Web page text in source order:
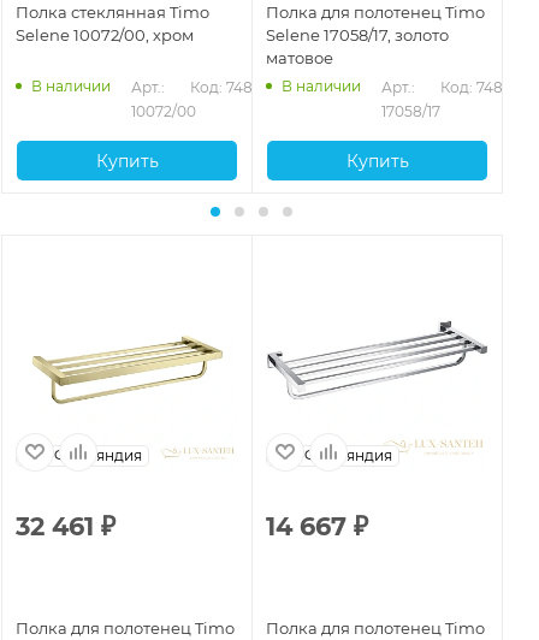
Полка стеклянная Timo
Selene 10072/00, хром
В наличии
Арт.:
10072/00
Код: 74893
Купить
Полка для полотенец Timo
Selene 17058/17, золото
матовое
В наличии
Арт.:
17058/17
Код: 74882
Купить
Финляндия
32 461 ₽
Полка для полотенец Timo
Финляндия
14 667 ₽
Полка для полотенец Timo